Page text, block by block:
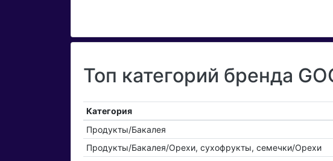
Топ категорий бренда
Категория
Продукты/Бакалея
Продукты/Бакалея/Орехи, сухофрукты, семечки/Орехи